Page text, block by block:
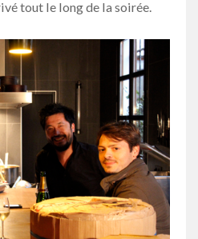
tout le long de la soirée.